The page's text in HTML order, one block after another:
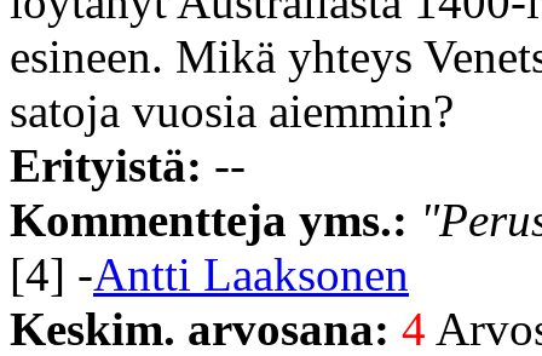
esineen. Mikä yhteys
satoja vuosia aiemmin?
Erityistä: --
Kommentteja yms.:
[4] -Antti Laaksonen
Keskim. arvosana: 4